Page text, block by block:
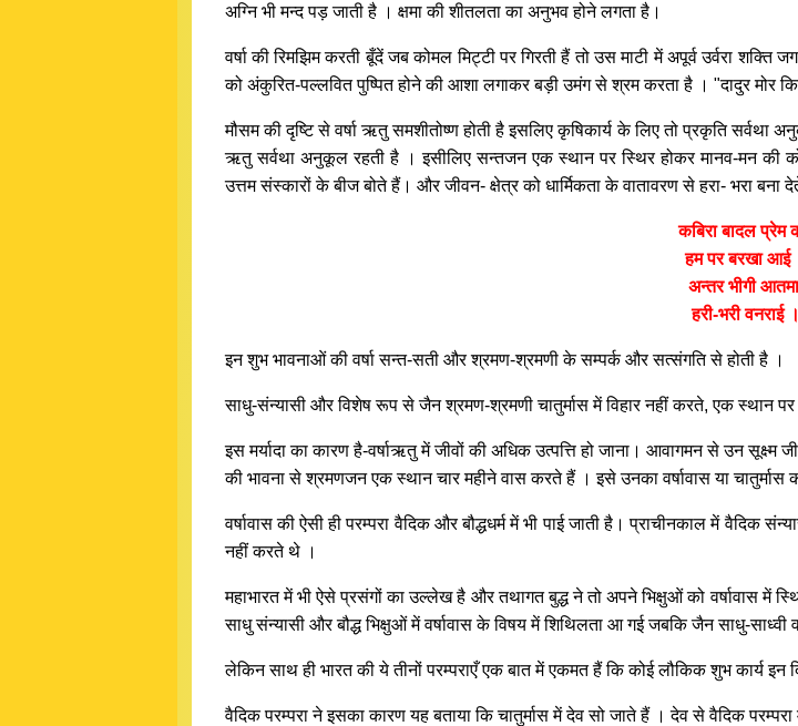
अग्नि भी मन्द पड़ जाती है । क्षमा की शीतलता का अनुभव होने लगता है।
वर्षा की रिमझिम करती बूँदें जब कोमल मिट्टी पर गिरती हैं तो उस माटी में अपूर्व उर्वरा
को अंकुरित-पल्लवित पुष्पित होने की आशा लगाकर बड़ी उमंग से श्रम करता है । "दादुर मोर
मौसम की दृष्टि से वर्षा ऋतु समशीतोष्ण होती है इसलिए कृषिकार्य के लिए तो प्रकृति सर्वथा
ऋतु सर्वथा अनुकूल रहती है । इसीलिए सन्तजन एक स्थान पर स्थिर होकर मानव-मन की
उत्तम संस्कारों के बीज बोते हैं। और जीवन- क्षेत्र को धार्मिकता के वातावरण से हरा- भरा बना
कबिरा बादल प्रेम
हम पर बरखा आई
अन्तर भीगी
हरी-भरी वनराई ।
इन शुभ भावनाओं की वर्षा सन्त-सती और श्रमण-श्रमणी के सम्पर्क और सत्संगति से होती है ।
साधु-संन्यासी और विशेष रूप से जैन श्रमण-श्रमणी चातुर्मास में विहार नहीं करते, एक स्थान पर
इस मर्यादा का कारण है-वर्षाऋतु में जीवों की अधिक उत्पत्ति हो जाना। आवागमन से उन सूक्ष्म
की भावना से श्रमणजन एक स्थान चार महीने वास करते हैं । इसे उनका वर्षावास या चातुर्मास
वर्षावास की ऐसी ही परम्परा वैदिक और बौद्धधर्म में भी पाई जाती है। प्राचीनकाल में वैदिक
नहीं करते थे ।
महाभारत में भी ऐसे प्रसंगों का उल्लेख है और तथागत बुद्ध ने तो अपने भिक्षुओं को वर्षावास
साधु संन्यासी और बौद्ध भिक्षुओं में वर्षावास के विषय में शिथिलता आ गई जबकि जैन साधु-साध्वी
लेकिन साथ ही भारत की ये तीनों परम्पराएँ एक बात में एकमत हैं कि कोई लौकिक शुभ कार्य इन
वैदिक परम्परा ने इसका कारण यह बताया कि चातुर्मास में देव सो जाते हैं । देव से वैदिक परम्परा